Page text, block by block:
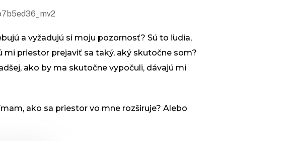
a vyžadujú si moju pozornosť? Sú to ľudia,
mi priestor prejaviť sa taký, aký skutočne som?
ako by ma skutočne vypočuli, dávajú mi
ako sa priestor vo mne rozširuje? Alebo